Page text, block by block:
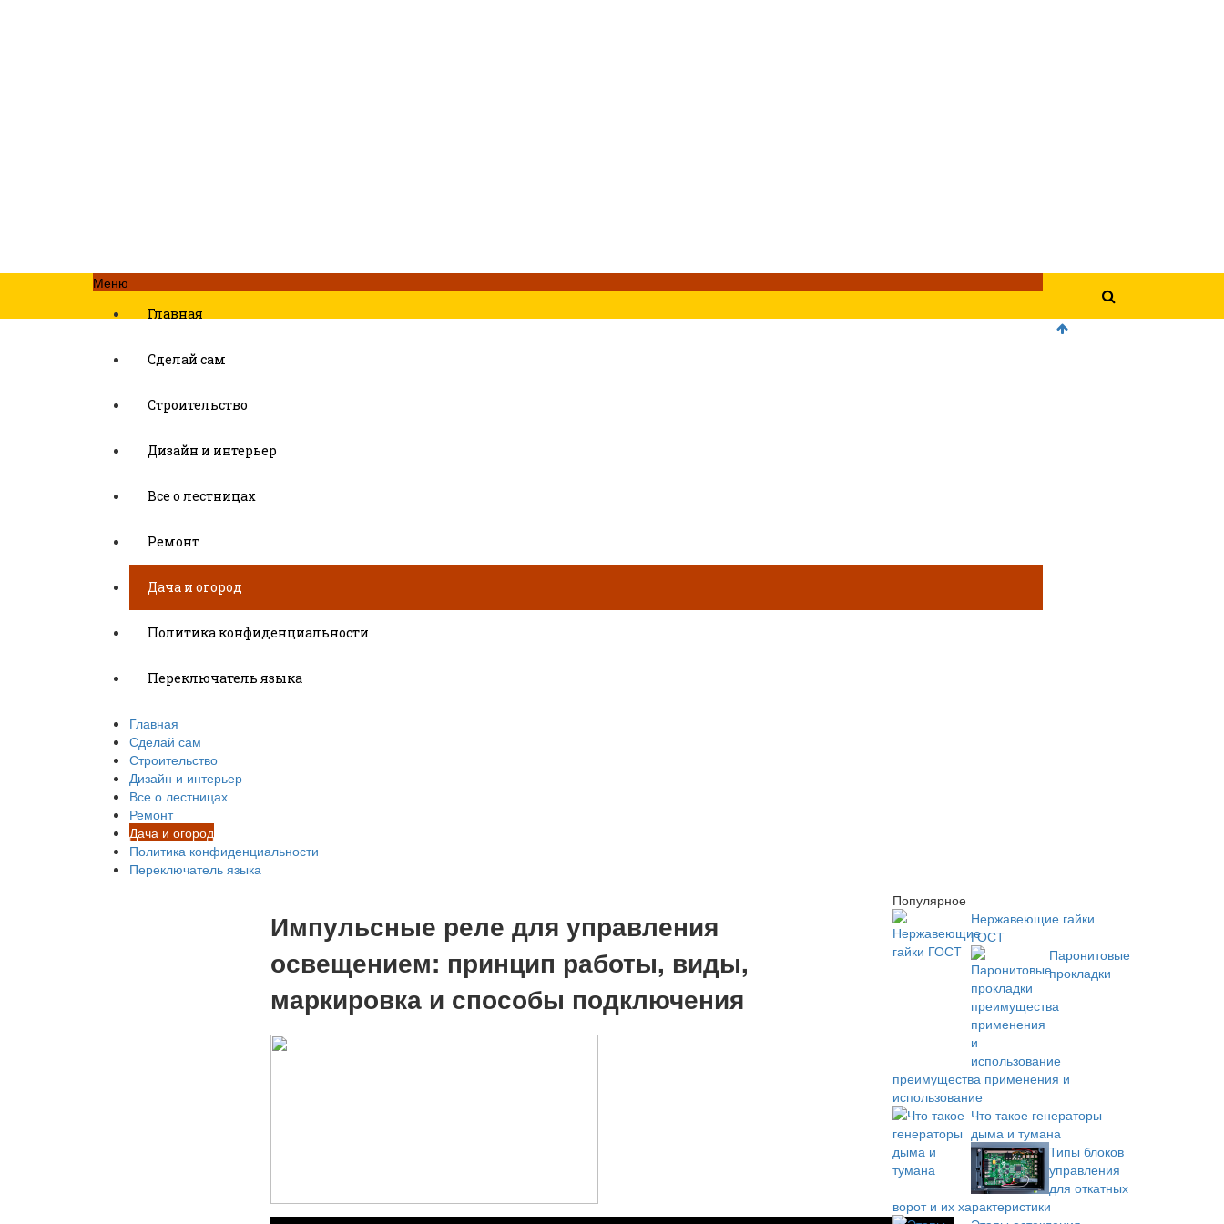
Меню
Главная
Сделай сам
Строительство
Дизайн и интерьер
Все о лестницах
Ремонт
Дача и огород
Политика конфиденциальности
Переключатель языка
Главная
Сделай сам
Строительство
Дизайн и интерьер
Все о лестницах
Ремонт
Дача и огород
Политика конфиденциальности
Переключатель языка
Импульсные реле для управления
освещением: принцип работы, виды,
маркировка и способы подключения
Популярное
Нержавеющие гайки
ГОСТ
Паронитовые
прокладки
преимущества применения и
использование
Что такое генераторы
дыма и тумана
Типы блоков
управления
для откатных
ворот и их характеристики